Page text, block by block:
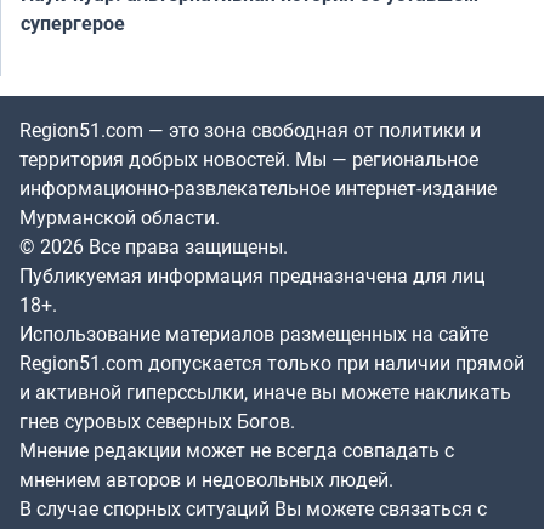
супергерое
Region51.com — это зона свободная от политики и
территория добрых новостей. Мы — региональное
информационно-развлекательное интернет-издание
Мурманской области.
© 2026 Все права защищены.
Публикуемая информация предназначена для лиц
18+.
Использование материалов размещенных на сайте
Region51.com допускается только при наличии прямой
и активной гиперссылки, иначе вы можете накликать
гнев суровых северных Богов.
Мнение редакции может не всегда совпадать с
мнением авторов и недовольных людей.
В случае спорных ситуаций Вы можете связаться с